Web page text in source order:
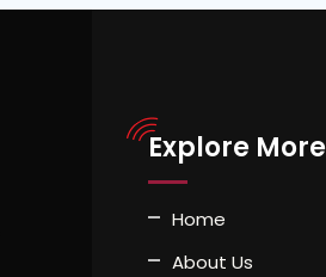
Explore More
Home
About Us